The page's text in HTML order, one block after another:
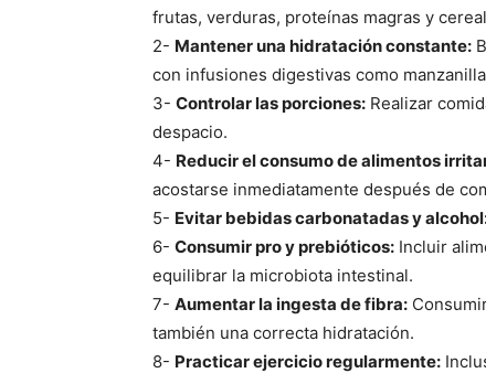
frutas, verduras, proteínas magras y
2- Mantener una hidratación constante:
con infusiones digestivas como
3- Controlar las porciones: Realizar
despacio.
4- Reducir el consumo de alimentos
acostarse inmediatamente después de
5- Evitar bebidas carbonatadas y
6- Consumir pro y prebióticos: Incluir
equilibrar la microbiota intestinal.
7- Aumentar la ingesta de fibra:
también una correcta hidratación.
8- Practicar ejercicio regularmente: